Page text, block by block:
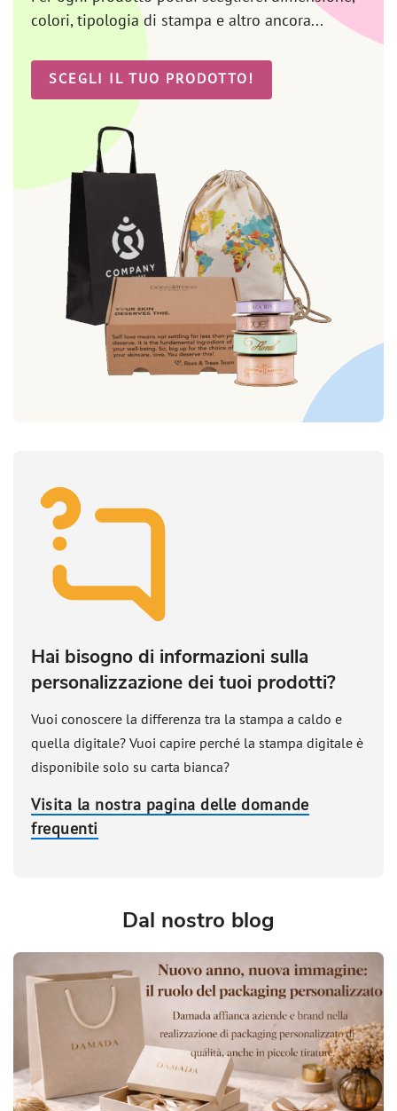
colori, tipologia di stampa e altro ancora...
SCEGLI IL TUO PRODOTTO!
Hai bisogno di informazioni sulla
personalizzazione dei tuoi prodotti?
Vuoi conoscere la differenza tra la stampa a caldo e
quella digitale? Vuoi capire perché la stampa digitale è
disponibile solo su carta bianca?
Visita la nostra pagina delle domande
frequenti
Dal nostro blog